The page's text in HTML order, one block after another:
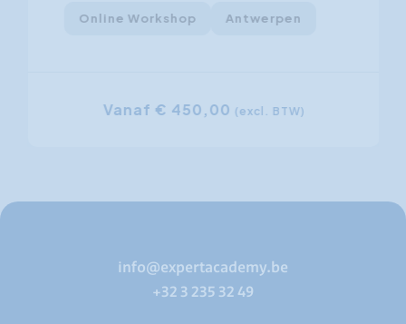
Online Workshop Antwerpen
Vanaf € 450,00 (excl. BTW)
info@expertacademy.be
+32 3 235 32 49